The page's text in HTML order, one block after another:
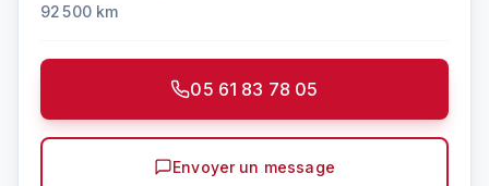
92 500km
05 61 83 78 05
Envoyer un message